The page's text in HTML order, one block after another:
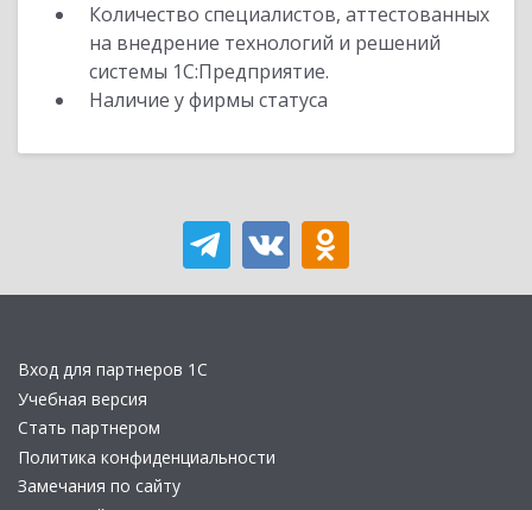
Количество специалистов, аттестованных
на внедрение технологий и решений
системы 1С:Предприятие.
Наличие у фирмы статуса
Вход для партнеров 1С
Учебная версия
Стать партнером
Политика конфиденциальности
Замечания по сайту